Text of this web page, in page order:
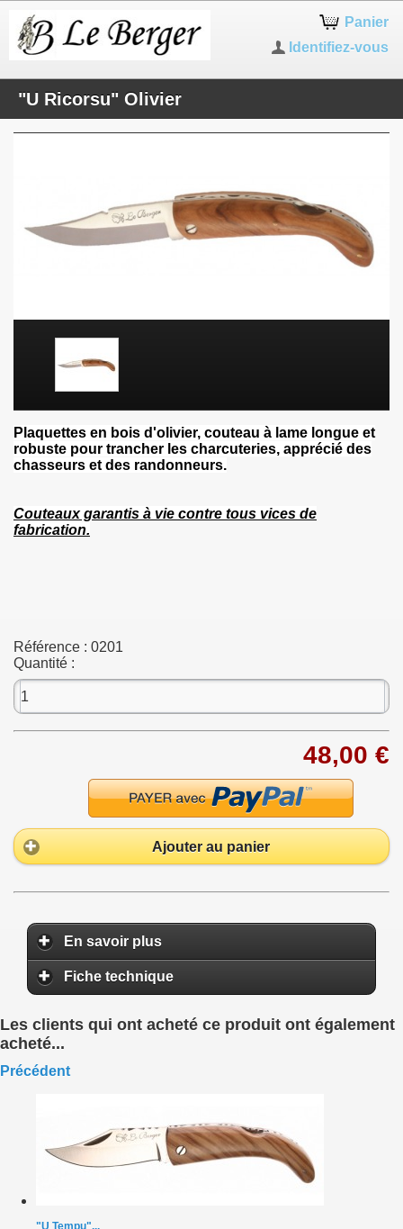
Panier
Identifiez-vous
"U Ricorsu" Olivier
Plaquettes en bois d'olivier, couteau à lame longue et
robuste pour trancher les charcuteries, apprécié des
chasseurs et des randonneurs.
Couteaux garantis à vie contre tous vices de
fabrication.
Référence : 0201
Quantité :
48,00 €
Ajouter au panier
En savoir plus
Fiche technique
Les clients qui ont acheté ce produit ont également
acheté...
Précédent
"U Tempu"...